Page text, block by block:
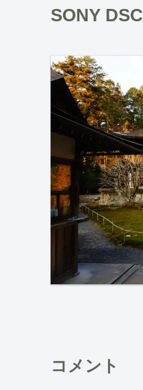
SONY DSC
コメント